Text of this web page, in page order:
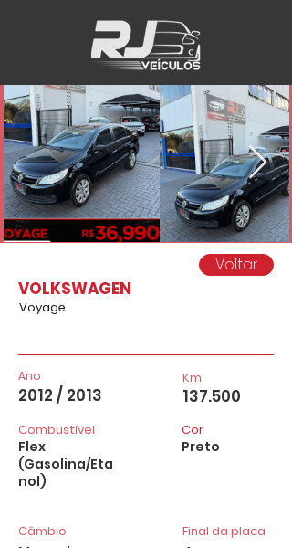
Voltar
VOLKSWAGEN
Voyage
Ano
2012 / 2013
Combustível
Flex
(Gasolina/Eta
nol)
Câmbio
Km
137.500
Cor
Preto
Final da placa